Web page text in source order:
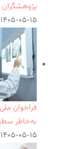
۱۴۰۵-۰۵-۱۵
به‌خاطر
۱۴۰۵-۰۵-۱۵